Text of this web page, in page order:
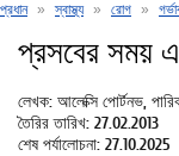
প্রধান » স্বাস্থ্য » রোগ »
প্রসবের সময়
লেখক: আলেক্সি পোর্টনভ,
তৈরির তারিখ: 27.02.2013
শেষ পর্যালোচনা: 27.10.2025